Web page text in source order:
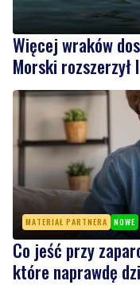
Więcej wraków
Morski
MATERIAŁ PARTNERA NOWE
Co jeść przy
które naprawdę